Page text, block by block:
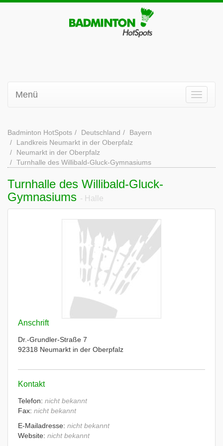
Menü
Badminton HotSpots Deutschland
Bayern
Landkreis Neumarkt in der Oberpfalz
Neumarkt in der Oberpfalz
Turnhalle des Willibald-Gluck-Gymnasiums
Turnhalle des Willibald-Gluck-
Gymnasiums - Halle
Anschrift
Dr.-Grundler-Straße 7
92318 Neumarkt in der Oberpfalz
Kontakt
Telefon: nicht bekannt
Fax: nicht bekannt
E-Mailadresse: nicht bekannt
Website: nicht bekannt